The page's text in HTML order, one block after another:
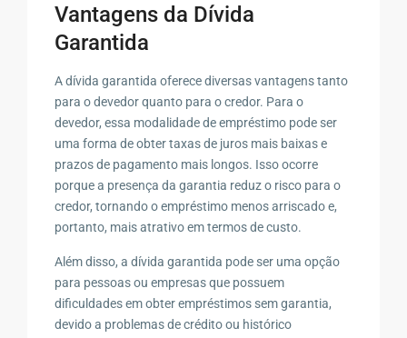
Vantagens da Dívida
Garantida
A dívida garantida oferece diversas vantagens tanto
para o devedor quanto para o credor. Para o
devedor, essa modalidade de empréstimo pode ser
uma forma de obter taxas de juros mais baixas e
prazos de pagamento mais longos. Isso ocorre
porque a presença da garantia reduz o risco para o
credor, tornando o empréstimo menos arriscado e,
portanto, mais atrativo em termos de custo.
Além disso, a dívida garantida pode ser uma opção
para pessoas ou empresas que possuem
dificuldades em obter empréstimos sem garantia,
devido a problemas de crédito ou histórico